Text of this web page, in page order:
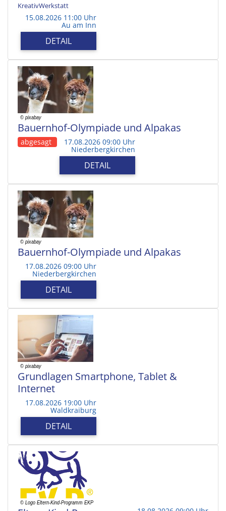
KreativWerkstatt
15.08.2026 11:00 Uhr
Au am Inn
DETAIL
Bauernhof-Olympiade und Alpakas
abgesagt 17.08.2026 09:00 Uhr
Niederbergkirchen
DETAIL
Bauernhof-Olympiade und Alpakas
17.08.2026 09:00 Uhr
Niederbergkirchen
DETAIL
Grundlagen Smartphone, Tablet &
Internet
17.08.2026 19:00 Uhr
Waldkraiburg
DETAIL